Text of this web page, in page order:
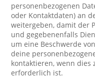
personenbezogenen
oder Kontaktdaten) an
weitergeben, damit der
und gegebenenfalls
um eine Beschwerde
deine
kontaktieren, wenn
erforderlich ist.